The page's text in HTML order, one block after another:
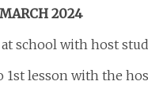
2024
at school with host
1st lesson with the